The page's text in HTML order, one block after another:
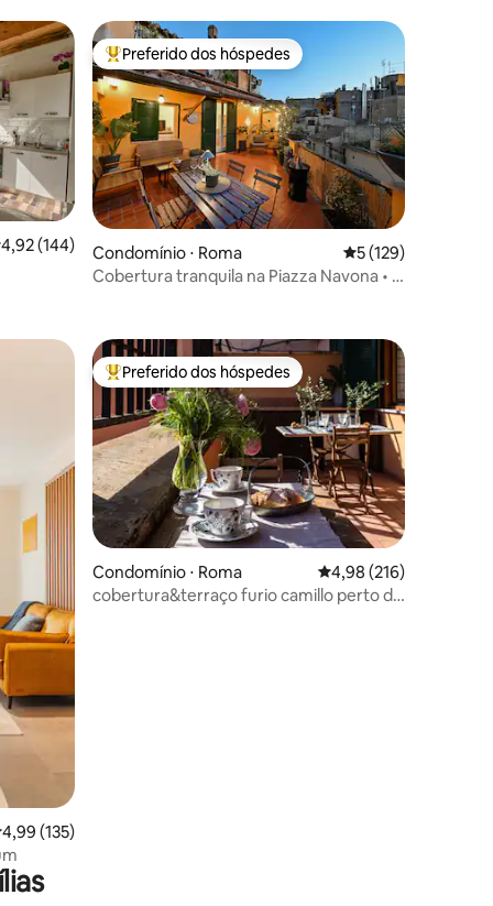
de uma avaliação média de 5, 144 avaliações
4,92 (144)
Entre os melhores preferidos dos hóspedes
Preferido dos hóspedes
Condomínio ⋅ Roma 5 de uma avaliação
5 (129)
Cobertura tranquila na Piazza Navona • 3
hóspedes
de uma avaliação média de 5, 135 avaliações
4,99 (135)
Entre os melhores preferidos dos hóspedes
Preferido dos hóspedes
Condomínio ⋅ Roma 4,98 de uma avaliação
4,98 (216)
cobertura&terraço furio camillo perto de